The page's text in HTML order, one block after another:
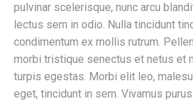
pulvinar scelerisque, nunc arcu
lectus sem in odio. Nulla tincidunt
condimentum ex mollis rutrum.
morbi tristique senectus et netus et
turpis egestas. Morbi elit leo,
eget, tincidunt in sem. Vivamus